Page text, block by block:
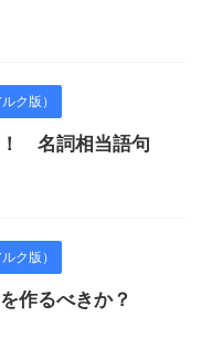
ク版）
！ 名詞相当語句
ク版）
作るべきか？